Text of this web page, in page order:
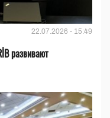
22.07.2026 - 15:49
развивают